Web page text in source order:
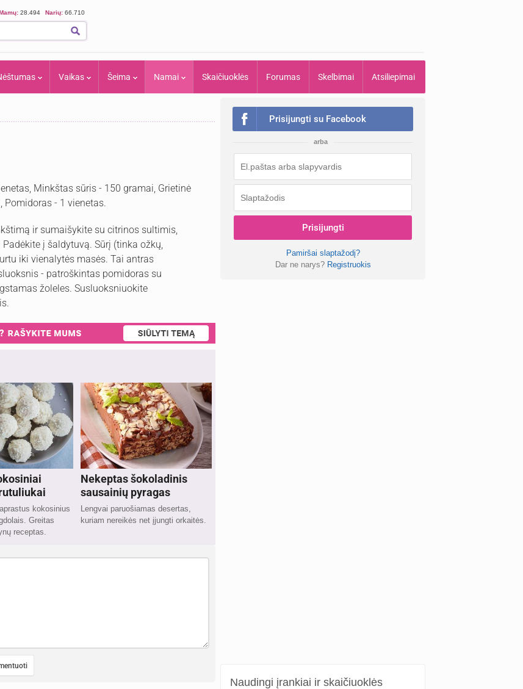
28.494 Narių: 66.710
Vaikas Šeima Namai Skaičiuoklės Forumas Skelbimai Atsiliepimai
Minkštas sūris - 150 gramai, Grietinė
- 1 vienetas.
ir sumaišykite su citrinos sultimis,
į šaldytuvą. Sūrį (tinka ožkų,
iki vienalytės masės. Tai antras
- patroškintas pomidoras su
žoleles. Susluoksniuokite
kokosinius
Greitas
receptas.
Nekeptas šokoladinis
sausainių pyragas
Lengvai paruošiamas desertas,
kuriam nereikės net įjungti orkaitės.
Prisijungti su Facebook
arba
Prisijungti
Pamiršai slaptažodį?
Dar ne narys? Registruokis
Naudingi įrankiai ir skaičiuoklės